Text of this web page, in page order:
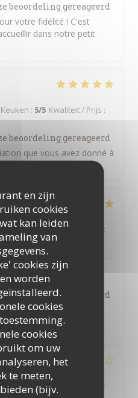
en zijn
cookies
kan leiden
van
cookies zijn
worden
cookies
cookies
om uw
het
te meten,
(bijv.
beoordeling gereageerd
votre fidélité ! C'est
dans notre petit
Keuken : 5/5 Kwaliteit / Prijs :
beoordeling gereageerd
que vous avez donné à
Keuken: 5 /5 Kwaliteit / Prijs
:
- comme toujours.
beoordeling gereageerd
Lora, et pour votre
Keuken: 4/5 Kwaliteit / Prijs
: